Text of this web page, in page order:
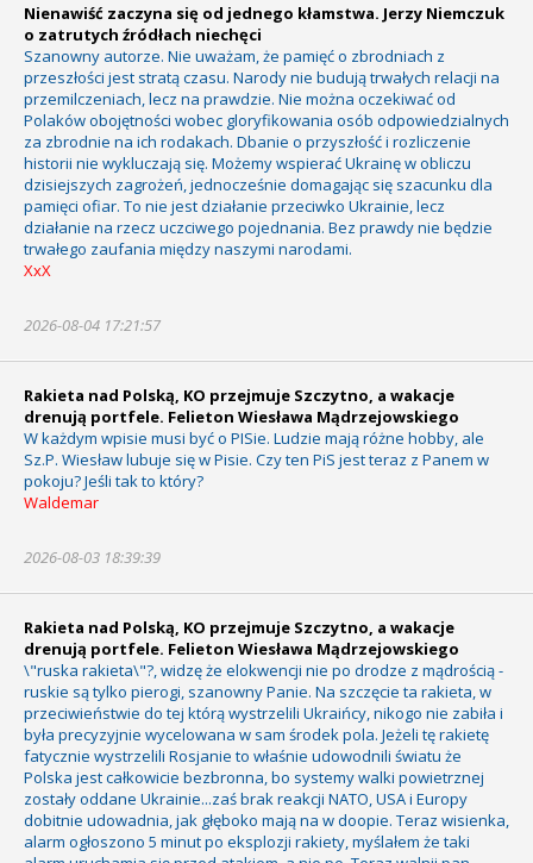
Nienawiść zaczyna się od jednego kłamstwa. Jerzy Niemczuk
o zatrutych źródłach niechęci
Szanowny autorze. Nie uważam, że pamięć o zbrodniach z
przeszłości jest stratą czasu. Narody nie budują trwałych relacji na
przemilczeniach, lecz na prawdzie. Nie można oczekiwać od
Polaków obojętności wobec gloryfikowania osób odpowiedzialnych
za zbrodnie na ich rodakach. Dbanie o przyszłość i rozliczenie
historii nie wykluczają się. Możemy wspierać Ukrainę w obliczu
dzisiejszych zagrożeń, jednocześnie domagając się szacunku dla
pamięci ofiar. To nie jest działanie przeciwko Ukrainie, lecz
działanie na rzecz uczciwego pojednania. Bez prawdy nie będzie
trwałego zaufania między naszymi narodami.
XxX
2026-08-04 17:21:57
Rakieta nad Polską, KO przejmuje Szczytno, a wakacje
drenują portfele. Felieton Wiesława Mądrzejowskiego
W każdym wpisie musi być o PISie. Ludzie mają różne hobby, ale
Sz.P. Wiesław lubuje się w Pisie. Czy ten PiS jest teraz z Panem w
pokoju? Jeśli tak to który?
Waldemar
2026-08-03 18:39:39
Rakieta nad Polską, KO przejmuje Szczytno, a wakacje
drenują portfele. Felieton Wiesława Mądrzejowskiego
\"ruska rakieta\"?, widzę że elokwencji nie po drodze z mądrością -
ruskie są tylko pierogi, szanowny Panie. Na szczęcie ta rakieta, w
przeciwieństwie do tej którą wystrzelili Ukraińcy, nikogo nie zabiła i
była precyzyjnie wycelowana w sam środek pola. Jeżeli tę rakietę
fatycznie wystrzelili Rosjanie to właśnie udowodnili światu że
Polska jest całkowicie bezbronna, bo systemy walki powietrznej
zostały oddane Ukrainie...zaś brak reakcji NATO, USA i Europy
dobitnie udowadnia, jak głęboko mają na w doopie. Teraz wisienka,
alarm ogłoszono 5 minut po eksplozji rakiety, myślałem że taki